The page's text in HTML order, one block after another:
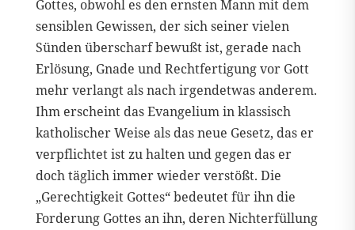
Gottes, obwohl es den ernsten Mann mit dem
sensiblen Gewissen, der sich seiner vielen
Sünden überscharf bewußt ist, gerade nach
Erlösung, Gnade und Rechtfertigung vor Gott
mehr verlangt als nach irgendetwas anderem.
Ihm erscheint das Evangelium in klassisch
katholischer Weise als das neue Gesetz, das er
verpflichtet ist zu halten und gegen das er
doch täglich immer wieder verstößt. Die
„Gerechtigkeit Gottes“ bedeutet für ihn die
Forderung Gottes an ihn, deren Nichterfüllung